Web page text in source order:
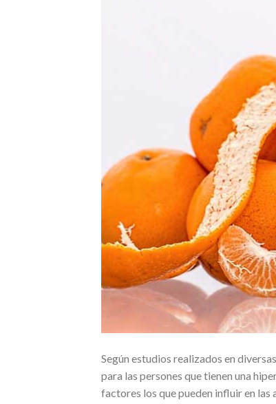
Según estudios realizados en
para las persones que tienen una
factores los que pueden influir en las